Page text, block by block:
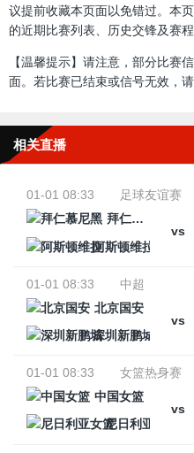
议提前收藏本页面以免错过。本
的近期比赛列表、历史交锋及赛程
【温馨提示】请注意，部分比赛
面。若比赛已结束或信号无效，
相关直播
01-01 08:33
足球友谊赛
拜仁慕尼黑
vs
阿斯顿维拉
01-01 08:33
中超
北京国安
vs
深圳新鹏城
01-01 08:33
女篮热身赛
中国女篮
vs
尼日利亚女篮